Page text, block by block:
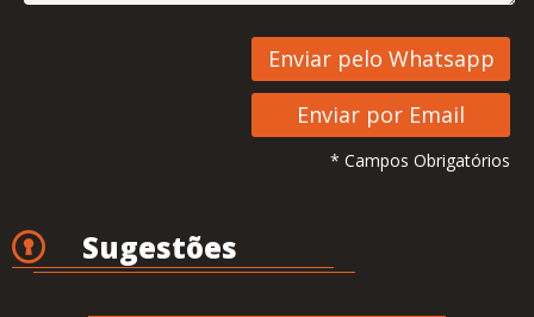
* Campos Obrigatórios
Sugestões